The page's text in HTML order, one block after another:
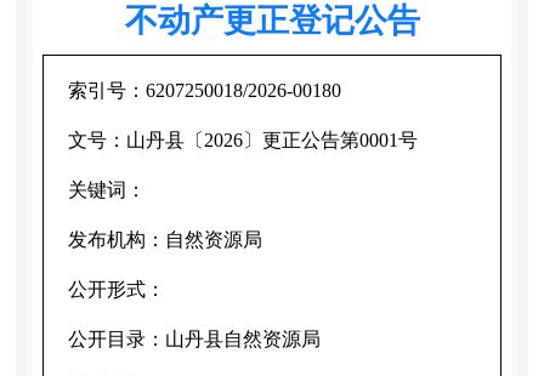
不动产更正登记公告
索引号： 6207250018/2026-00180
文号： 山丹县〔2026〕更正公告第0001号
关键词：
发布机构： 自然资源局
公开形式：
公开目录： 山丹县自然资源局